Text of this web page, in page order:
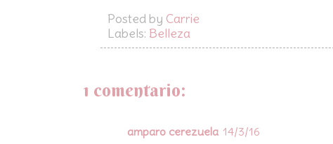
Posted by Carrie
Labels: Belleza
1 comentario:
amparo cerezuela 14/3/16